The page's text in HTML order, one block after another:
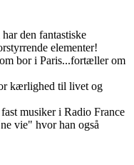
den fantastiske
elementer!
bor i Paris...fortæller om
kærlighed til livet og
musiker i Radio France
vie" hvor han også